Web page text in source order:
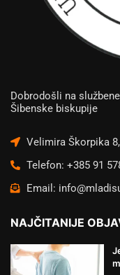
Dobrodošli na
Šibenske biskupije
Velimira Škorpika
Telefon: +385 91
Email:
NAJČITANIJE